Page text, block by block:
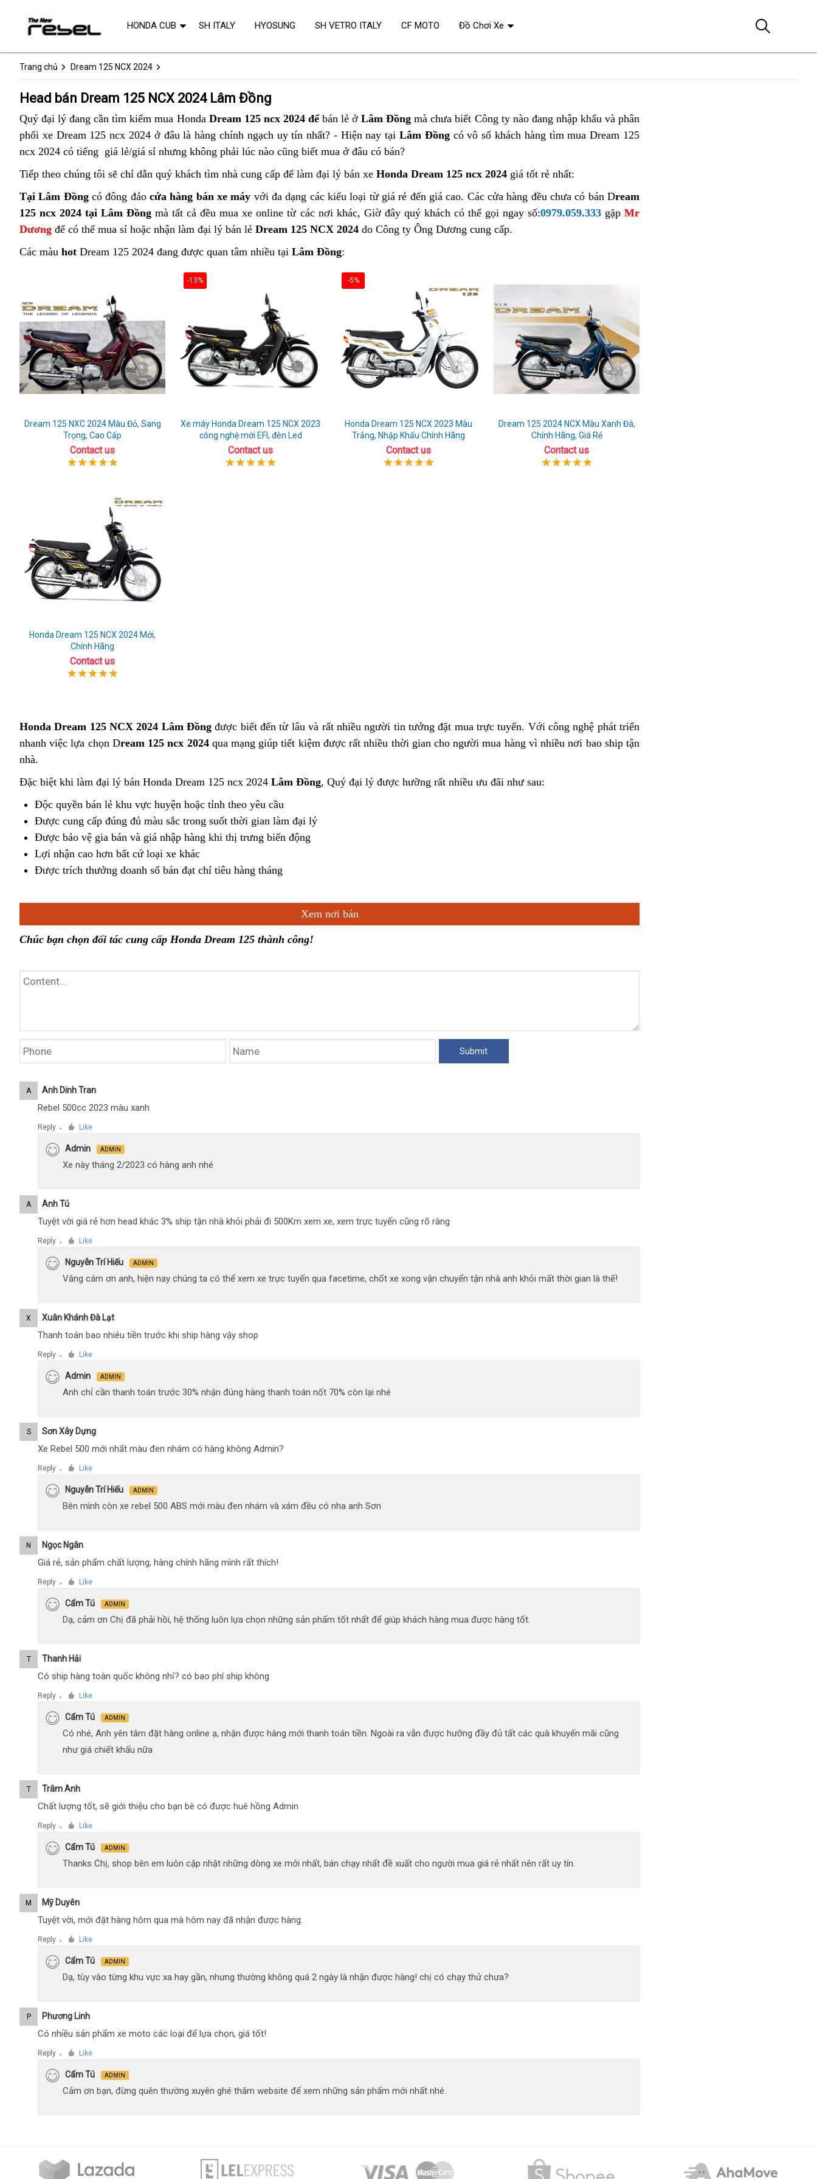
Trang chủ Dream 125 NCX 2024
Head bán Dream 125 NCX 2024 Lâm Đồng
Quý đại lý đang cần tìm kiếm mua Honda Dream 125 ncx 2024 để bán lẻ ở Lâm Đồng mà chưa biết Công ty nào đang nhập khẩu và phân
phối xe Dream 125 ncx 2024 ở đâu là hàng chính ngạch uy tín nhất? - Hiện nay tạiLâm Đồngcó vô số khách hàng tìm mua Dream 125
ncx 2024 có tiếng giá lẻ/giá sỉ nhưng không phải lúc nào cũng biết mua ở đâu có bán?
Tiếp theo chúng tôi sẽ chỉ dẫn quý khách tìm nhà cung cấp để làm đại lý bán xe Honda Dream 125 ncx 2024 giá tốt rẻ nhất:
Tại Lâm Đồngcó đông đảocửa hàng bán xe máy với đa dạng các kiểu loại từ giá rẻ đến giá cao. Các cửa hàng đều chưa có bán Dream
125 ncx 2024 tại Lâm Đồng mà tất cả đều mua xe online từ các nơi khác, Giờ đây quý khách có thể gọi ngay số:0979.059.333gặpMr
Dương để có thể mua sỉ hoặc nhận làm đại lý bán lẻ Dream 125 NCX 2024 do Công ty Ông Dương cung cấp.
Các màu hot Dream 125 2024 đang được quan tâm nhiều tại Lâm Đồng:
Dream 125 NXC 2024 Màu Đỏ, Sang
Trọng, Cao Cấp
Contact us
-13%
Xe máy Honda Dream 125 NCX 2023
công nghệ mới EFI, đèn Led
Contact us
-5%
Honda Dream 125 NCX 2023 Màu
Trắng, Nhập Khẩu Chính Hãng
Contact us
Dream 125 2024 NCX Màu Xanh Đá,
Chính Hãng, Giá Rẻ
Contact us
Honda Dream 125 NCX 2024 Mới,
Chính Hãng
Contact us
Honda Dream 125 NCX 2024 Lâm Đồng được biết đến từ lâu và rất nhiều người tin tưởng đặt mua trực tuyến. Với công nghệ phát triển
nhanh việc lựa chọn Dream 125 ncx 2024qua mạng giúp tiết kiệm được rất nhiều thời gian cho người mua hàng vì nhiều nơi bao ship tận
nhà.
Đặc biệt khi làm đại lý bán Honda Dream 125 ncx 2024 Lâm Đồng, Quý đại lý được hưỡng rất nhiều ưu đãi như sau:
Độc quyền bán lẻ khu vực huyện hoặc tỉnh theo yêu cầu
Được cung cấp đúng đủ màu sắc trong suốt thời gian làm đại lý
Được bảo vệ gia bán và giá nhập hàng khi thị trưng biến động
Lợi nhận cao hơn bất cứ loại xe khác
Được trích thưởng doanh số bán đạt chỉ tiêu hàng tháng
Xem nơi bán
Chúc bạn chọn đối tác cung cấp Honda Dream 125 thành công!
A Anh Dinh Tran
Rebel 500cc 2023 màu xanh
Reply ● Like
Admin ADMIN
Xe này tháng 2/2023 có hàng anh nhé
A Anh Tú
Tuyệt vời giá rẻ hơn head khác 3% ship tận nhà khỏi phải đi 500Km xem xe, xem trực tuyến cũng rõ ràng
Reply ● Like
Nguyễn Trí Hiếu ADMIN
Vâng cám ơn anh, hiện nay chúng ta có thể xem xe trực tuyến qua facetime, chốt xe xong vận chuyển tận nhà anh khỏi mất thời gian là thế!
X Xuân Khánh Đà Lạt
Thanh toán bao nhiêu tiền trước khi ship hàng vậy shop
Reply ● Like
Admin ADMIN
Anh chỉ cần thanh toán trước 30% nhận đúng hàng thanh toán nốt 70% còn lại nhé
S Sơn Xây Dựng
Xe Rebel 500 mới nhất màu đen nhám có hàng không Admin?
Reply ● Like
Nguyễn Trí Hiếu ADMIN
Bên mình còn xe rebel 500 ABS mới màu đen nhám và xám đều có nha anh Sơn
N Ngọc Ngân
Giá rẻ, sản phẩm chất lượng, hàng chính hãng mình rất thích!
Reply ● Like
Cẩm Tú ADMIN
Dạ, cảm ơn Chị đã phải hồi, hệ thống luôn lựa chọn những sản phẩm tốt nhất để giúp khách hàng mua được hàng tốt.
T Thanh Hải
Có ship hàng toàn quốc không nhỉ? có bao phí ship không
Reply ● Like
Cẩm Tú ADMIN
Có nhé, Anh yên tâm đặt hàng online ạ, nhận được hàng mới thanh toán tiền. Ngoài ra vẫn được hưỡng đầy đủ tất các quà khuyến mãi cũng
như giá chiết khấu nữa
T Trâm Anh
Chất lượng tốt, sẽ giới thiệu cho bạn bè có được huê hồng Admin
Reply ● Like
Cẩm Tú ADMIN
Thanks Chị, shop bên em luôn cập nhật những dòng xe mới nhất, bán chạy nhất đề xuất cho người mua giá rẻ nhất nên rất uy tín.
M Mỹ Duyên
Tuyệt vời, mới đặt hàng hôm qua mà hôm nay đã nhận được hàng.
Reply ● Like
Cẩm Tú ADMIN
Dạ, tùy vào từng khu vực xa hay gần, nhưng thường không quá 2 ngày là nhận được hàng! chị có chạy thử chưa?
P Phương Linh
Có nhiều sản phẩm xe moto các loại để lựa chọn, giá tốt!
Reply ● Like
Cẩm Tú ADMIN
Cảm ơn bạn, đừng quên thường xuyên ghé thăm website để xem những sản phẩm mới nhất nhé.
HONDA CUB SH ITALY HYOSUNG SH VETRO ITALY CF MOTO Đồ Chơi Xe